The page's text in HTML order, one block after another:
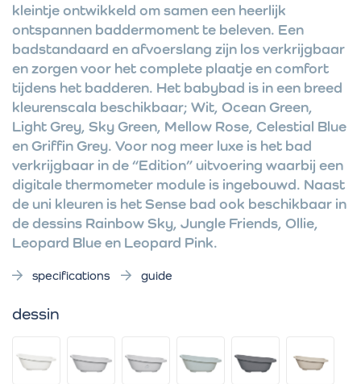
kleintje ontwikkeld om samen een heerlijk
ontspannen baddermoment te beleven. Een
badstandaard en afvoerslang zijn los verkrijgbaar
en zorgen voor het complete plaatje en comfort
tijdens het badderen. Het babybad is in een breed
kleurenscala beschikbaar; Wit, Ocean Green,
Light Grey, Sky Green, Mellow Rose, Celestial Blue
en Griffin Grey. Voor nog meer luxe is het bad
verkrijgbaar in de “Edition” uitvoering waarbij een
digitale thermometer module is ingebouwd. Naast
de uni kleuren is het Sense bad ook beschikbaar in
de dessins Rainbow Sky, Jungle Friends, Ollie,
Leopard Blue en Leopard Pink.
specifications guide
dessin